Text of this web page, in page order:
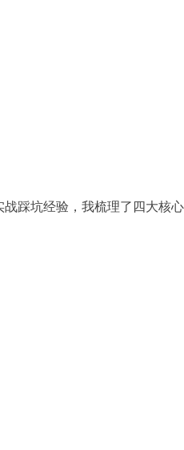
踩坑经验，我梳理了四大核心